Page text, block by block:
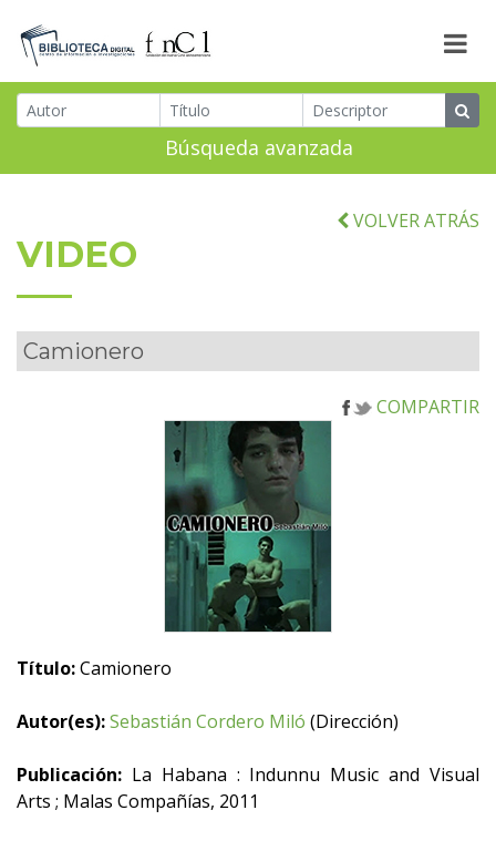
Búsqueda avanzada
VOLVER ATRÁS
VIDEO
Camionero
COMPARTIR
Título:Camionero
Autor(es):Sebastián Cordero Miló (Dirección)
Publicación: La Habana : Indunnu Music and Visual
Arts ; Malas Compañías, 2011